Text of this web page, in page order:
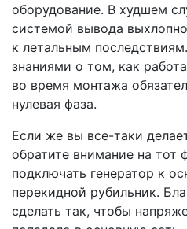
оборудование. В худшем
системой вывода
к летальным
знаниями о том, как
во время монтажа
нулевая фаза.
Если же вы все-таки
обратите внимание на тот
подключать генератор к
перекидной рубильник.
сделать так, чтобы